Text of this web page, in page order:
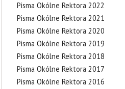
Pisma Okólne Rektora 2022
Pisma Okólne Rektora 2021
Pisma Okólne Rektora 2020
Pisma Okólne Rektora 2019
Pisma Okólne Rektora 2018
Pisma Okólne Rektora 2017
Pisma Okólne Rektora 2016